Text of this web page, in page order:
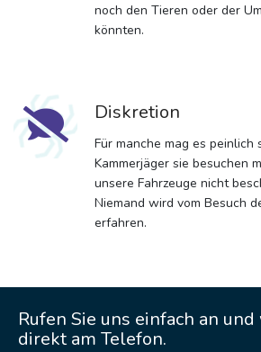
noch den Tieren oder der
könnten.
Diskretion
Für manche mag es peinlich
Kammerjäger sie besuchen
unsere Fahrzeuge nicht
Niemand wird vom Besuch
erfahren.
Rufen Sie uns einfach an
direkt am Telefon.